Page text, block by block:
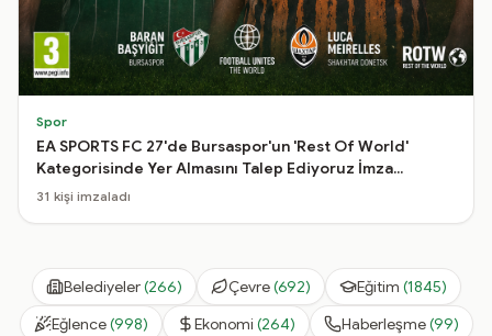
Spor
EA SPORTS FC 27'de Bursaspor'un 'Rest Of World'
Kategorisinde Yer Almasını Talep Ediyoruz İmza
Kampanyası
31 kişi imzaladı
Belediyeler(266) Çevre(692) Eğitim (1845)
Eğlence(998) Ekonomi (264) Haberleşme(99)